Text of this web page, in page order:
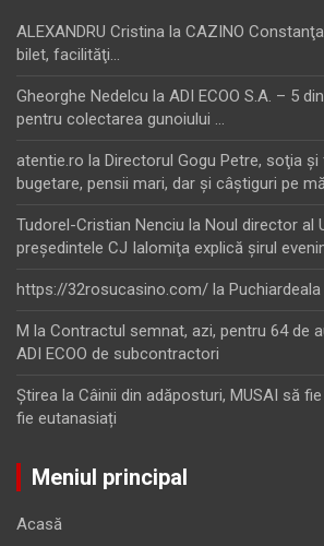
ALEXANDRU Cristina la CAZINO
bilet, facilităţi…
Gheorghe Nedelcu la ADI ECOO S.A. – 5
pentru colectarea gunoiului …
atentie.ro la Directorul Gogu Petre, soţia şi
bugetare, pensii mari, dar şi câştiguri pe
Tudorel-Cristian Nenciu la Noul director al
preşedintele CJ Ialomiţa explică şirul
https://32rosucasino.com/ la
M la Contractul semnat, azi, pentru 64 de
ADI ECOO de subcontractori
Ştirea la Câinii din adăposturi, MUSAI să
fie eutanasiați
Meniul principal
Acasă